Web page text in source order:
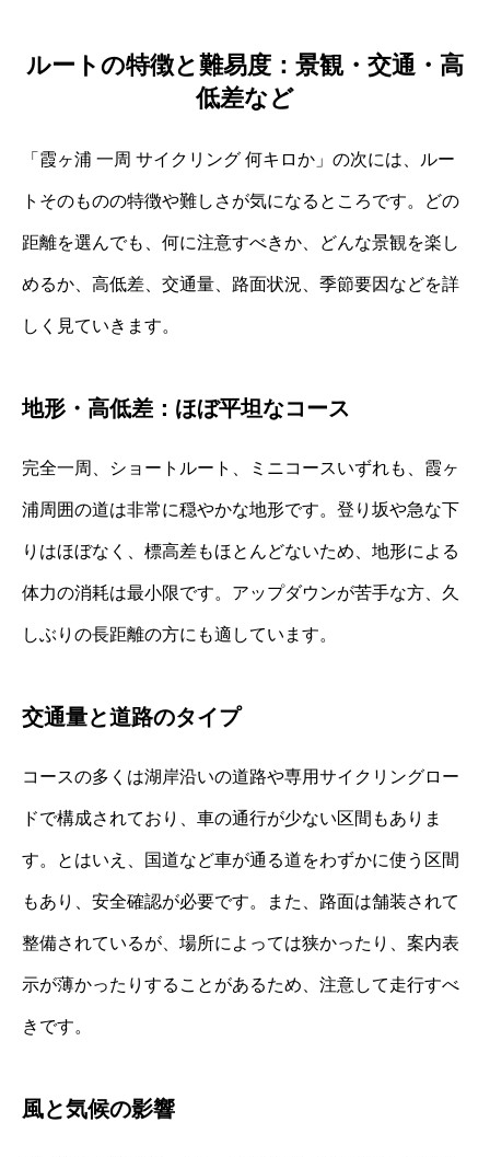
ルートの特徴と難易度：景観・交通・高
低差など
「霞ヶ浦 一周 サイクリング 何キロか」の次には、ルー
トそのものの特徴や難しさが気になるところです。どの
距離を選んでも、何に注意すべきか、どんな景観を楽し
めるか、高低差、交通量、路面状況、季節要因などを詳
しく見ていきます。
地形・高低差：ほぼ平坦なコース
完全一周、ショートルート、ミニコースいずれも、霞ヶ
浦周囲の道は非常に穏やかな地形です。登り坂や急な下
りはほぼなく、標高差もほとんどないため、地形による
体力の消耗は最小限です。アップダウンが苦手な方、久
しぶりの長距離の方にも適しています。
交通量と道路のタイプ
コースの多くは湖岸沿いの道路や専用サイクリングロー
ドで構成されており、車の通行が少ない区間もありま
す。とはいえ、国道など車が通る道をわずかに使う区間
もあり、安全確認が必要です。また、路面は舗装されて
整備されているが、場所によっては狭かったり、案内表
示が薄かったりすることがあるため、注意して走行すべ
きです。
風と気候の影響